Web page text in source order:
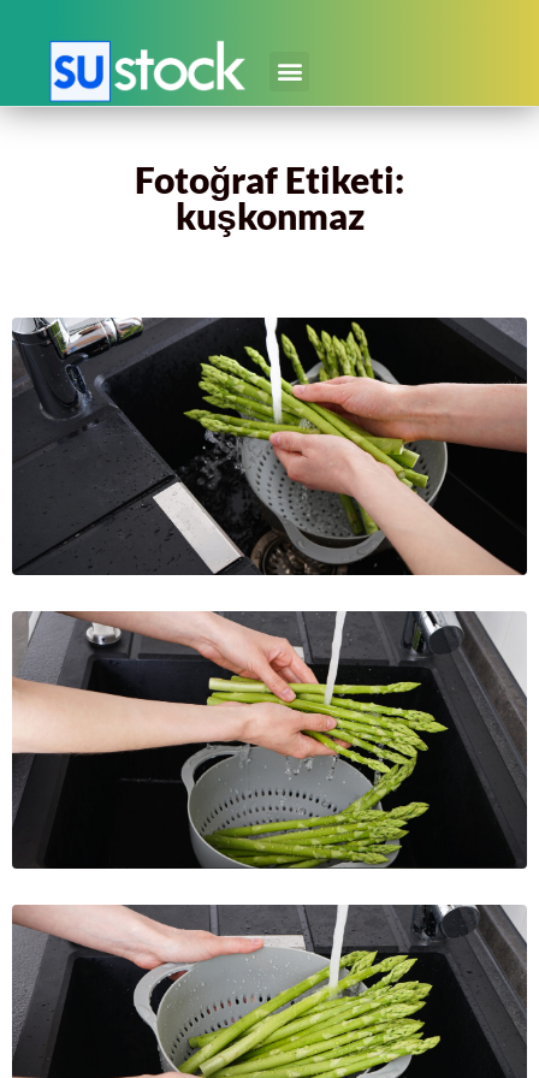
Fotoğraf Etiketi:
kuşkonmaz